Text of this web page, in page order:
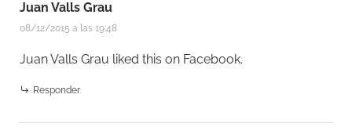
Juan Valls Grau
08/12/2015 a las 19:48
Juan Valls Grau liked this on Facebook.
Responder